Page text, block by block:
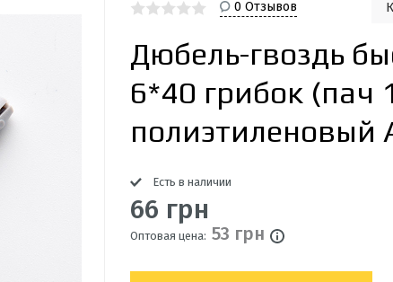
0 Отзывов
Дюбель-гвоздь
6*40 грибок (пач
полиэтиленовый
Есть в наличии
66 грн
Оптовая цена: 53 грн